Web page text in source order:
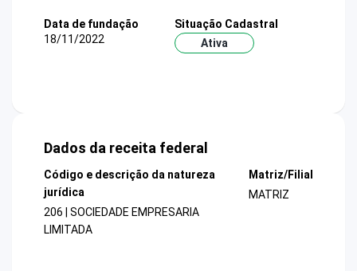
Data de fundação
18/11/2022
Situação Cadastral
Ativa
Dados da receita federal
Código e descrição da natureza
jurídica
206 | SOCIEDADE EMPRESARIA
LIMITADA
Matriz/Filial
MATRIZ